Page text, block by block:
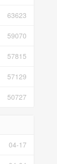
63623
59070
57815
57129
50727
04-17